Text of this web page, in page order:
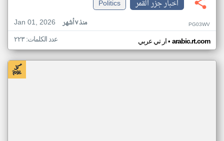
اخبار جزر القمر
Politics
Jan 01, 2026
منذ ٧ أشهر PG03WV
ار تي عربي• arabic.rt.com عدد الكلمات: ٢٢٣